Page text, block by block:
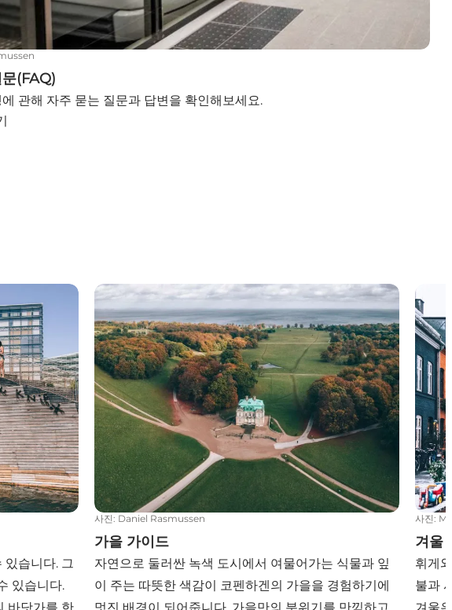
(FAQ)
관해 자주 묻는 질문과 답변을 확인해보세요.
있습니다. 그
있습니다.
가을 가이드
사진: Daniel Rasmussen
가을 가이드
자연으로 둘러싼 녹색 도시에서 여물어가는 식물과 잎
이 주는 따뜻한 색감이 코펜하겐의 가을을 경험하기에
겨울
사진:
겨울
휘게
불과